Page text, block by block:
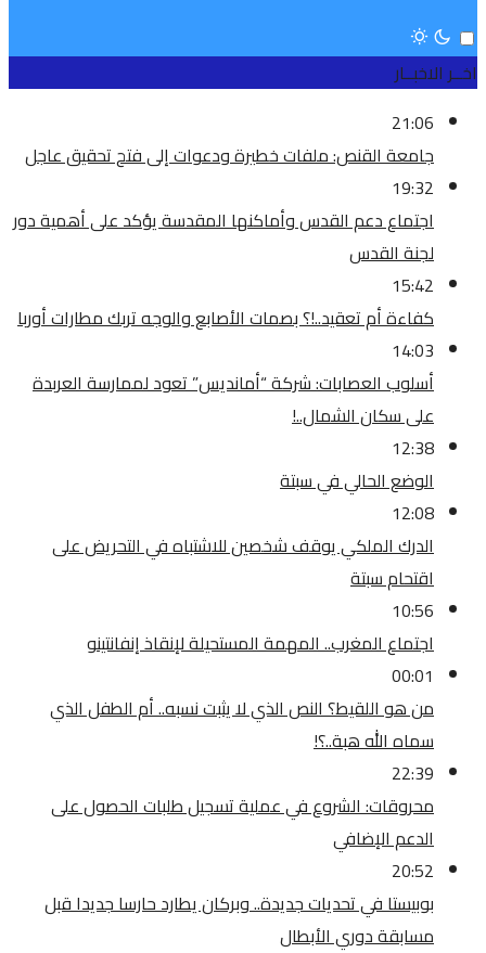
اخــر الاخبــار
21:06
جامعة القنص: ملفات خطيرة ودعوات إلى فتح تحقيق عاجل
19:32
اجتماع دعم القدس وأماكنها المقدسة يؤكد على أهمية دور
لجنة القدس
15:42
كفاءة أم تعقيد..!؟ بصمات الأصابع والوجه تربك مطارات أوربا
14:03
أسلوب العصابات: شركة “أمانديس” تعود لممارسة العربدة
على سكان الشمال..!
12:38
الوضع الحالي في سبتة
12:08
الدرك الملكي يوقف شخصين للاشتباه في التحريض على
اقتحام سبتة
10:56
اجتماع المغرب.. المهمة المستحيلة لإنقاذ إنفانتينو
00:01
من هو اللقيط؟ النص الذي لا يثبت نسبه.. أم الطفل الذي
سماه الله هبة..؟!
22:39
محروقات: الشروع في عملية تسجيل طلبات الحصول على
الدعم الإضافي
20:52
بوبيستا في تحديات جديدة.. وبركان يطارد حارسا جديدا قبل
مسابقة دوري الأبطال